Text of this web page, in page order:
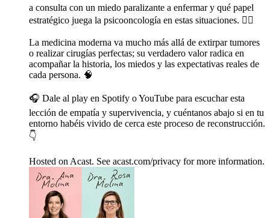
a consulta con un miedo paralizante a enfermar y qué papel
estratégico juega la psicooncología en estas situaciones. 👩‍⚕️
La medicina moderna va mucho más allá de extirpar tumores
o realizar cirugías perfectas; su verdadero valor radica en
acompañar la historia, los miedos y las expectativas reales de
cada persona. 🧠
🎧 Dale al play en Spotify o YouTube para escuchar esta
lección de empatía y supervivencia, y cuéntanos abajo si en tu
entorno habéis vivido de cerca este proceso de reconstrucción.
👇
Hosted on Acast. See acast.com/privacy for more information.